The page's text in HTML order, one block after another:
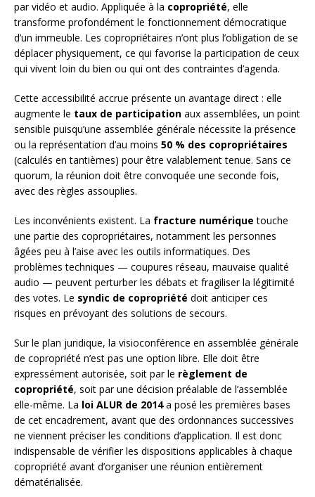
par vidéo et audio. Appliquée à la copropriété, elle
transforme profondément le fonctionnement démocratique
d’un immeuble. Les copropriétaires n’ont plus l’obligation de se
déplacer physiquement, ce qui favorise la participation de ceux
qui vivent loin du bien ou qui ont des contraintes d’agenda.
Cette accessibilité accrue présente un avantage direct : elle
augmente le taux de participation aux assemblées, un point
sensible puisqu’une assemblée générale nécessite la présence
ou la représentation d’au moins 50 % des copropriétaires
(calculés en tantièmes) pour être valablement tenue. Sans ce
quorum, la réunion doit être convoquée une seconde fois,
avec des règles assouplies.
Les inconvénients existent. La fracture numérique touche
une partie des copropriétaires, notamment les personnes
âgées peu à l’aise avec les outils informatiques. Des
problèmes techniques — coupures réseau, mauvaise qualité
audio — peuvent perturber les débats et fragiliser la légitimité
des votes. Le syndic de copropriété doit anticiper ces
risques en prévoyant des solutions de secours.
Sur le plan juridique, la visioconférence en assemblée générale
de copropriété n’est pas une option libre. Elle doit être
expressément autorisée, soit par le règlement de
copropriété, soit par une décision préalable de l’assemblée
elle-même. La loi ALUR de 2014a posé les premières bases
de cet encadrement, avant que des ordonnances successives
ne viennent préciser les conditions d’application. Il est donc
indispensable de vérifier les dispositions applicables à chaque
copropriété avant d’organiser une réunion entièrement
dématérialisée.